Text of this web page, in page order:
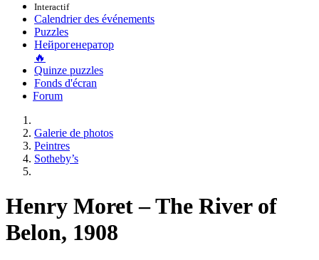
Interactif
Calendrier des événements
Puzzles
Нейрогенератор
🔥
Quinze puzzles
Fonds d'écran
Forum
Galerie de photos
Peintres
Sotheby’s
Henry Moret – The River of
Belon, 1908